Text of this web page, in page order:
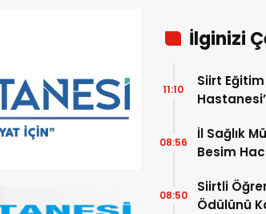
İlginizi
Siirt
11:10
İl Sağlık
Besim
08:56
Siirtli
Ödülünü
08:50